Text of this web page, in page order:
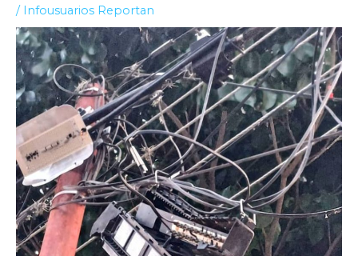
/ Infousuarios Reportan